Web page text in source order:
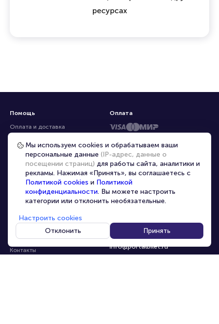
ресурсах
Помощь
Оплата и доставка
Частые вопросы
Перепродажа билетов
Организаторам
Корпоративным клиентам
VIP-билеты
Персональные данные
О компании
Контакты
8-800-500-42-62
8-499-226-15-14
info@portalbilet.ru
С 10:00 до 21:00,
Оплата
Мы используем cookies и обрабатываем ваши
персональные данные (IP-адрес, данные о
посещении страниц) для работы сайта, аналитики и
рекламы. Нажимая «Принять», вы соглашаетесь с
Политикой cookies и Политикой
конфиденциальности. Вы можете настроить
категории или отклонить необязательные.
Настроить cookies
Отклонить
Принять